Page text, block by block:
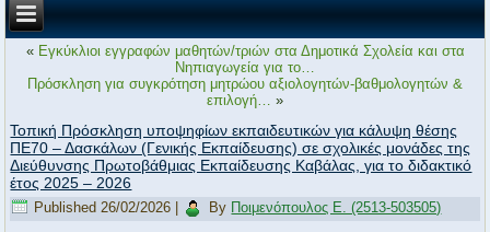
« Εγκύκλιοι εγγραφών μαθητών/τριών στα Δημοτικά Σχολεία και στα
Νηπιαγωγεία για το…
Πρόσκληση για συγκρότηση μητρώου αξιολογητών-βαθμολογητών &
επιλογή…
»
Τοπική Πρόσκληση υποψηφίων εκπαιδευτικών για κάλυψη θέσης
ΠΕ70 – Δασκάλων (Γενικής Εκπαίδευσης) σε σχολικές μονάδες της
Διεύθυνσης Πρωτοβάθμιας Εκπαίδευσης Καβάλας, για το διδακτικό
έτος 2025 – 2026
Published 26/02/2026 By Ποιμενόπουλος Ε. (2513-503505)